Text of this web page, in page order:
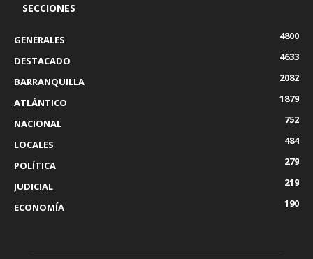
SECCIONES
GENERALES
4800
DESTACADO
4633
BARRANQUILLA
2082
ATLÁNTICO
1879
NACIONAL
752
LOCALES
484
POLÍTICA
279
JUDICIAL
219
ECONOMÍA
190